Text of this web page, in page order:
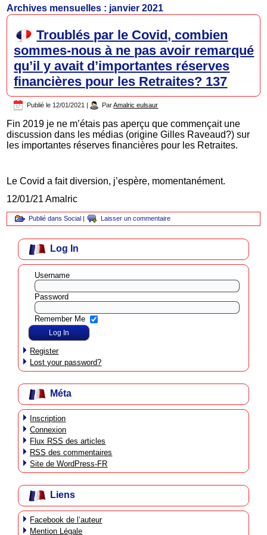
Archives mensuelles : janvier 2021
Troublés par le Covid, combien
sommes-nous à ne pas avoir remarqué
qu’il y avait d’importantes réserves
financières pour les Retraites? 137
Publié le 12/01/2021 | Par Amalric eulsaur
Fin 2019 je ne m’étais pas aperçu que commençait une
discussion dans les médias (origine Gilles Raveaud?) sur
les importantes réserves financières pour les Retraites.
Le Covid a fait diversion, j’espère, momentanément.
12/01/21 Amalric
Publié dans Social | Laisser un commentaire
Log In
Username
Password
Remember Me
Register
Lost your password?
Méta
Inscription
Connexion
Flux RSS des articles
RSS des commentaires
Site de WordPress-FR
Liens
Facebook de l’auteur
Mention Légale